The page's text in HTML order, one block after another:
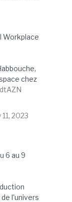
Workplace
chez
11, 2023
6 au 9
l'univers